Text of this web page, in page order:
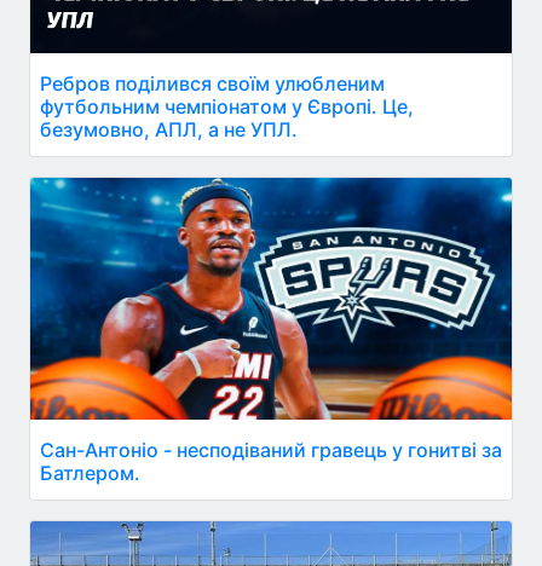
Ребров поділився своїм улюбленим
футбольним чемпіонатом у Європі. Це,
безумовно, АПЛ, а не УПЛ.
Сан-Антоніо - несподіваний гравець у гонитві за
Батлером.